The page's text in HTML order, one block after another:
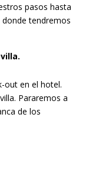
pasos hasta
donde tendremos
out en el hotel.
Pararemos a
de los